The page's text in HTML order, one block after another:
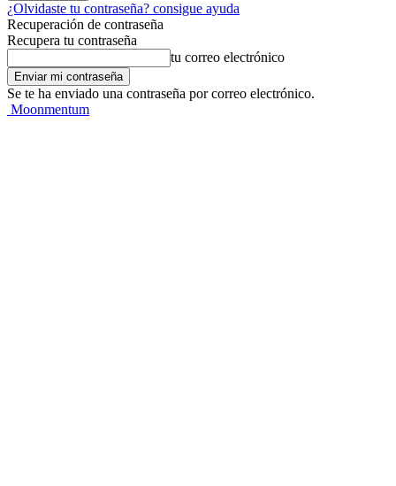
¿Olvidaste tu contraseña? consigue ayuda
Recuperación de contraseña
Recupera tu contraseña
tu correo electrónico
Se te ha enviado una contraseña por correo electrónico.
Moonmentum